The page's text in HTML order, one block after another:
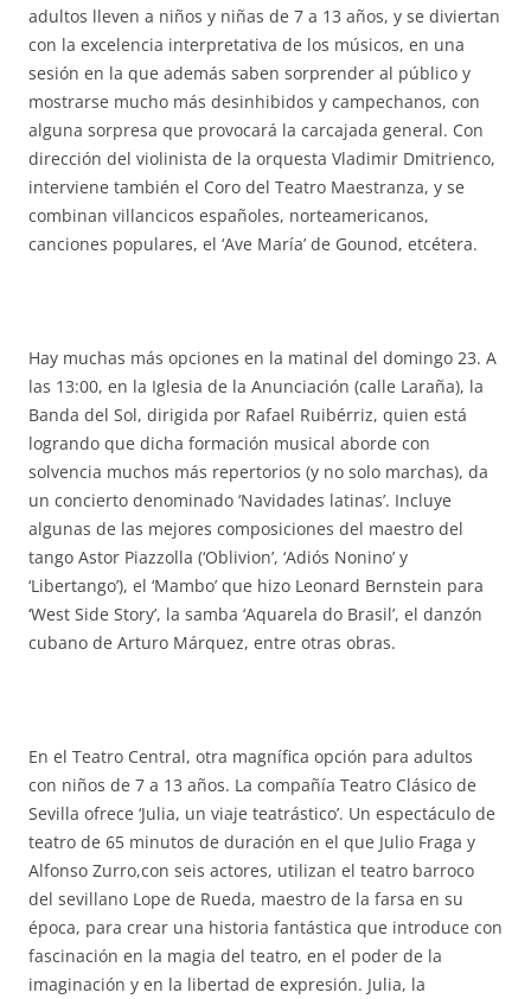
adultos lleven a niños y niñas de 7 a 13 años, y se diviertan
con la excelencia interpretativa de los músicos, en una
sesión en la que además saben sorprender al público y
mostrarse mucho más desinhibidos y campechanos, con
alguna sorpresa que provocará la carcajada general. Con
dirección del violinista de la orquesta Vladimir Dmitrienco,
interviene también el Coro del Teatro Maestranza, y se
combinan villancicos españoles, norteamericanos,
canciones populares, el ‘Ave María’ de Gounod, etcétera.
Hay muchas más opciones en la matinal del domingo 23. A
las 13:00, en la Iglesia de la Anunciación (calle Laraña), la
Banda del Sol, dirigida por Rafael Ruibérriz, quien está
logrando que dicha formación musical aborde con
solvencia muchos más repertorios (y no solo marchas), da
un concierto denominado ‘Navidades latinas’. Incluye
algunas de las mejores composiciones del maestro del
tango Astor Piazzolla (‘Oblivion’, ‘Adiós Nonino’ y
‘Libertango’), el ‘Mambo’ que hizo Leonard Bernstein para
‘West Side Story’, la samba ‘Aquarela do Brasil’, el danzón
cubano de Arturo Márquez, entre otras obras.
En el Teatro Central, otra magnífica opción para adultos
con niños de 7 a 13 años. La compañía Teatro Clásico de
Sevilla ofrece ‘Julia, un viaje teatrástico’. Un espectáculo de
teatro de 65 minutos de duración en el que Julio Fraga y
Alfonso Zurro,con seis actores, utilizan el teatro barroco
del sevillano Lope de Rueda, maestro de la farsa en su
época, para crear una historia fantástica que introduce con
fascinación en la magia del teatro, en el poder de la
imaginación y en la libertad de expresión. Julia, la